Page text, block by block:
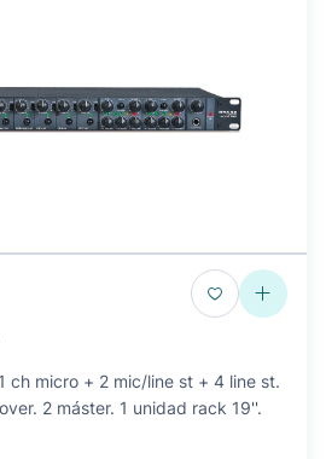
ch micro + 2 mic/line st + 4 line st.
2 máster. 1 unidad rack 19''.